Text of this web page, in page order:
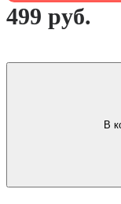
499 руб.
В